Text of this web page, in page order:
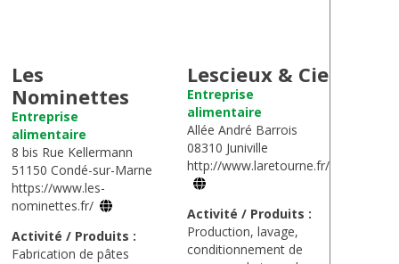
Les
Nominettes
Entreprise
alimentaire
8 bis Rue Kellermann
51150 Condé-sur-Marne
https://www.les-
nominettes.fr/
Activité / Produits :
Fabrication de pâtes
Lescieux & Cie
Entreprise
alimentaire
Allée André Barrois
08310 Juniville
http://www.laretourne.fr/
Activité / Produits :
Production, lavage,
conditionnement de